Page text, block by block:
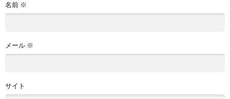
名前 ※
メール ※
サイト